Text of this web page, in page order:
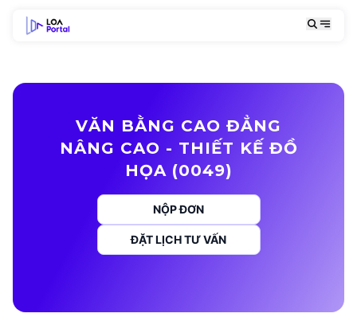
VĂN BẰNG CAO ĐẲNG
NÂNG CAO - THIẾT KẾ ĐỒ
HỌA (0049)
NỘP ĐƠN
ĐẶT LỊCH TƯ VẤN